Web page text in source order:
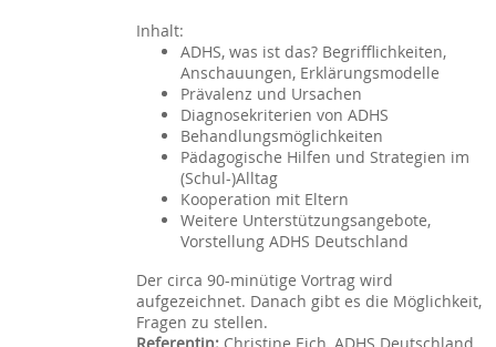
Inhalt:
ADHS, was ist das? Begrifflichkeiten,
Anschauungen, Erklärungsmodelle
Prävalenz und Ursachen
Diagnosekriterien von ADHS
Behandlungsmöglichkeiten
Pädagogische Hilfen und Strategien im
(Schul-)Alltag
Kooperation mit Eltern
Weitere Unterstützungsangebote,
Vorstellung ADHS Deutschland
Der circa 90-minütige Vortrag wird
aufgezeichnet. Danach gibt es die Möglichkeit,
Fragen zu stellen.
Referentin: Christine Eich, ADHS Deutschland